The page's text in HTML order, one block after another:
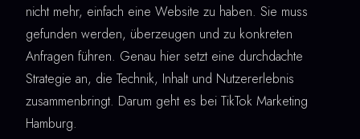
nicht mehr, einfach eine Website zu haben. Sie muss
gefunden werden, überzeugen und zu konkreten
Anfragen führen. Genau hier setzt eine durchdachte
Strategie an, die Technik, Inhalt und Nutzererlebnis
zusammenbringt. Darum geht es bei TikTok Marketing
Hamburg.